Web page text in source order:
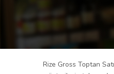
Rize Gross Toptan